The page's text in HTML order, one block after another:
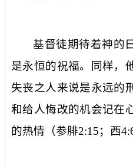
基督徒期待着神的
是永恒的祝福。同样，
失丧之人来说是永远的
和给人悔改的机会记在
的热情（参腓2:15；西